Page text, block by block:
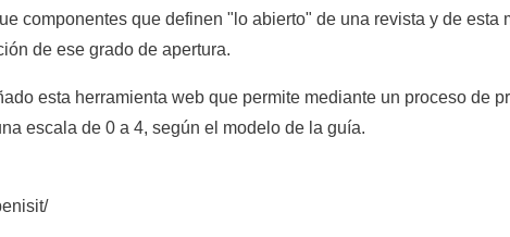
componentes que definen "lo abierto" de una revista y de
de ese grado de apertura.
esta herramienta web que permite mediante un proceso de
escala de 0 a 4, según el modelo de la guía.